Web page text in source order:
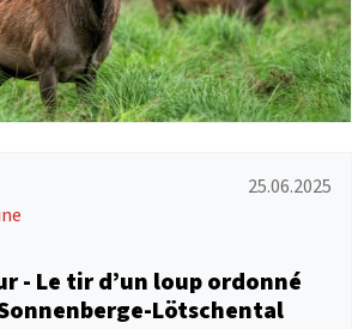
25.06.2025
- Le tir d’un loup ordonné
Lötschental